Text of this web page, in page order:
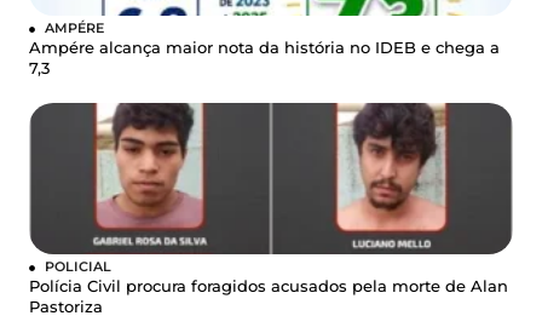
AMPÉRE
Ampére alcança maior nota da história no IDEB e chega a
7,3
POLICIAL
Polícia Civil procura foragidos acusados pela morte de Alan
Pastoriza